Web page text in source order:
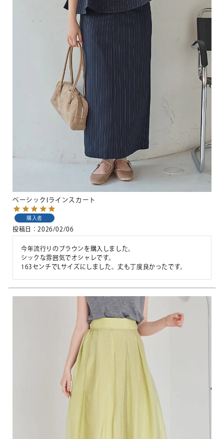
ベーシックIラインスカート
購入者
投稿日 2026/02/06
今年流行りのブラウンを購入しました。
シックな雰囲気でオシャレです。
163センチでLサイズにしました。丈も丁度良かったです。